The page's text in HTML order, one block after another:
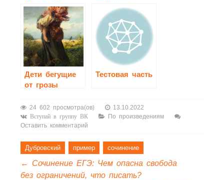
языку
Дети бегущие
от грозы
класс
Тестовая часть
24 602 просмотра(ов) 13.10.2022
Вступай в группу ВК
По произведениям
Оставить комментарий
Дубровский пример сочинение
←
Сочинение ЕГЭ: Чем опасна свобода
без ограничений, что писать?